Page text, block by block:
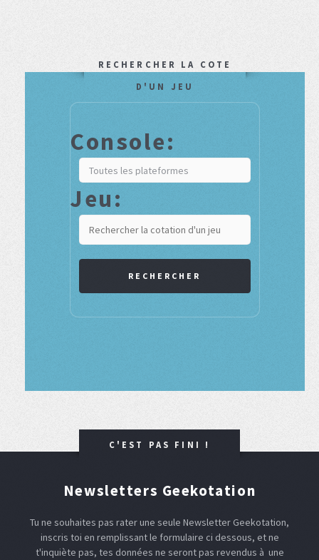
RECHERCHER LA COTE
D'UN JEU
Console:
Jeu:
RECHERCHER
C'EST PAS FINI !
Newsletters Geekotation
Tu ne souhaites pas rater une seule Newsletter Geekotation,
inscris toi en remplissant le formulaire ci dessous, et ne
t'inquiète pas, tes données ne seront pas revendus à une